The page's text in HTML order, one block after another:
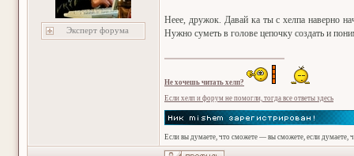
Эксперт форума
Неее, дружок. Давай ка ты с хелпа наверно
Нужно суметь в голове цепочку создать и
Не хочешь читать хелп?
Если хелп и форум не помогли, тогда все ответы здесь
Если вы думаете, что сможете — вы сможете, если думаете,